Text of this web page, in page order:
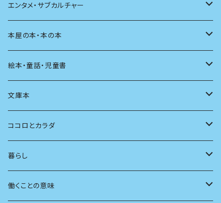
評論
文章術
その他
評論
言葉
言語
批評
アンソロジー
自伝・伝記
その他
食べる
料理
発酵・麹
住う
その他
デザイン
イラスト
アート
写真
その他
インテリア
ファッション
エンタメ・サブカルチャー
映画
音楽
マンガ
テレビ
ラジオ
マガジン
本屋の本・本の本
本屋さんの本
本の本
読書
絵本・童話・児童書
小さいお子さん向け
自分で読めるようになったら
大人も楽しい絵本
海外絵本
文庫本
男性作家
女性作家
その他
ココロとカラダ
フェミニズム
カウンセリング
暮らし
料理
働くことの意味